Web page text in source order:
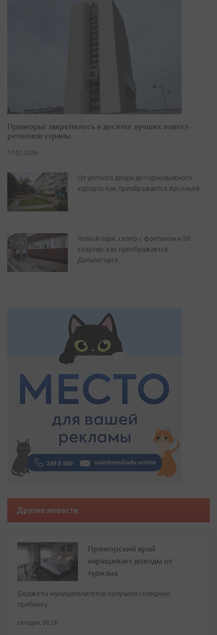
Приморье закрепилось в десятке лучших инвест-
регионов страны
17.07.2026
От уютного двора до горнолыжного
курорта: как преображается Арсеньев
Новый парк, сквер с фонтаном и 50
квартир: как преображается
Дальнегорск
Другие новости
Приморский край
наращивает доходы от
туризма
Бюджеты муниципалитетов получили солидную
прибавку
сегодня, 06:26